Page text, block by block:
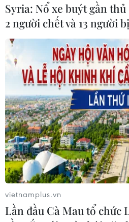
Syria: Nổ xe buýt gần
2 người chết và 13 người
vietnamplus.vn
Lần đầu Cà Mau tổ chức